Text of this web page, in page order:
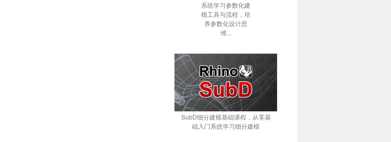
系统学习参数化建
模工具与流程，培
养参数化设计思
维...
SubD细分建模基础课程，从零基
础入门系统学习细分建模